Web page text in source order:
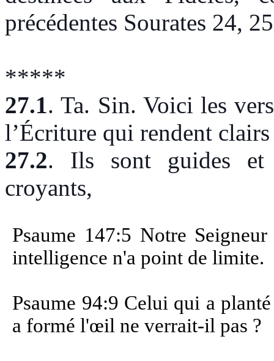
précédentes Sourates 24,
*****
27.1. Ta. Sin. Voici les
l’Écriture qui rendent
27.2. Ils sont guides et
croyants,
Psaume 147:5 Notre
intelligence n'a point de limite.
Psaume 94:9 Celui qui a
a formé l'œil ne verrait-il pas ?